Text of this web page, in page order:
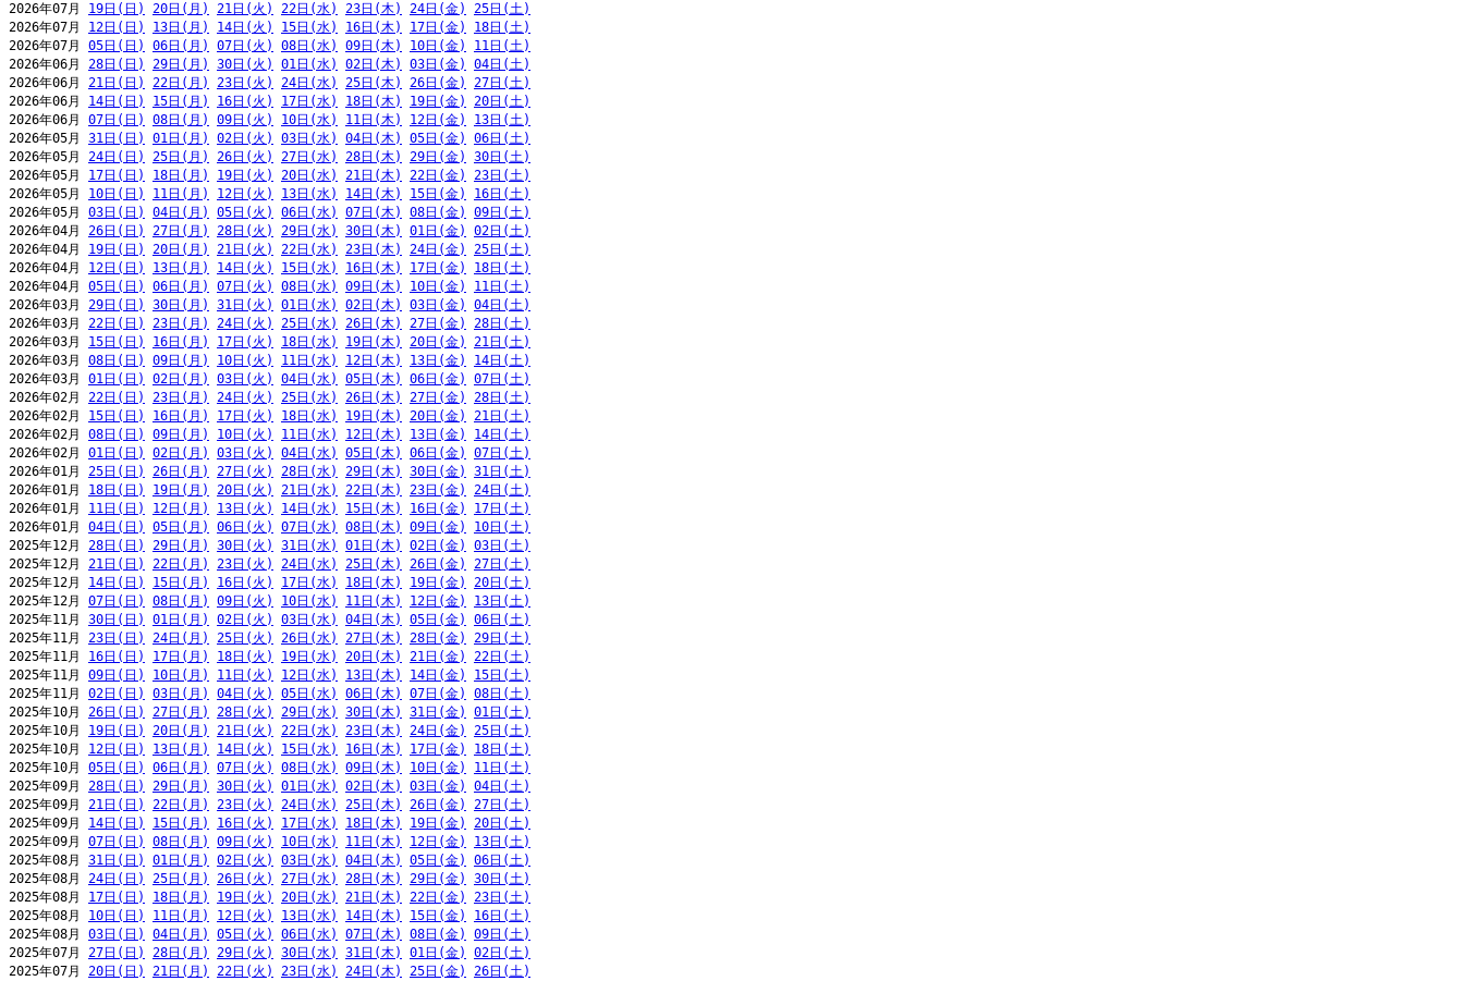
2026年07月 19日(日) 20日(月) 21日(火) 22日(水) 23日(木) 24日(金)
25日(土)
2026年07月 12日(日) 13日(月) 14日(火) 15日(水) 16日(木) 17日(金)
18日(土)
2026年07月 05日(日) 06日(月) 07日(火) 08日(水) 09日(木) 10日(金)
11日(土)
2026年06月 28日(日) 29日(月) 30日(火) 01日(水) 02日(木) 03日(金)
04日(土)
2026年06月 21日(日) 22日(月) 23日(火) 24日(水) 25日(木) 26日(金)
27日(土)
2026年06月 14日(日) 15日(月) 16日(火) 17日(水) 18日(木) 19日(金)
20日(土)
2026年06月 07日(日) 08日(月) 09日(火) 10日(水) 11日(木) 12日(金)
13日(土)
2026年05月 31日(日) 01日(月) 02日(火) 03日(水) 04日(木) 05日(金)
06日(土)
2026年05月 24日(日) 25日(月) 26日(火) 27日(水) 28日(木) 29日(金)
30日(土)
2026年05月 17日(日) 18日(月) 19日(火) 20日(水) 21日(木) 22日(金)
23日(土)
2026年05月 10日(日) 11日(月) 12日(火) 13日(水) 14日(木) 15日(金)
16日(土)
2026年05月 03日(日) 04日(月) 05日(火) 06日(水) 07日(木) 08日(金)
09日(土)
2026年04月 26日(日) 27日(月) 28日(火) 29日(水) 30日(木) 01日(金)
02日(土)
2026年04月 19日(日) 20日(月) 21日(火) 22日(水) 23日(木) 24日(金)
25日(土)
2026年04月 12日(日) 13日(月) 14日(火) 15日(水) 16日(木) 17日(金)
18日(土)
2026年04月 05日(日) 06日(月) 07日(火) 08日(水) 09日(木) 10日(金)
11日(土)
2026年03月 29日(日) 30日(月) 31日(火) 01日(水) 02日(木) 03日(金)
04日(土)
2026年03月 22日(日) 23日(月) 24日(火) 25日(水) 26日(木) 27日(金)
28日(土)
2026年03月 15日(日) 16日(月) 17日(火) 18日(水) 19日(木) 20日(金)
21日(土)
2026年03月 08日(日) 09日(月) 10日(火) 11日(水) 12日(木) 13日(金)
14日(土)
2026年03月 01日(日) 02日(月) 03日(火) 04日(水) 05日(木) 06日(金)
07日(土)
2026年02月 22日(日) 23日(月) 24日(火) 25日(水) 26日(木) 27日(金)
28日(土)
2026年02月 15日(日) 16日(月) 17日(火) 18日(水) 19日(木) 20日(金)
21日(土)
2026年02月 08日(日) 09日(月) 10日(火) 11日(水) 12日(木) 13日(金)
14日(土)
2026年02月 01日(日) 02日(月) 03日(火) 04日(水) 05日(木) 06日(金)
07日(土)
2026年01月 25日(日) 26日(月) 27日(火) 28日(水) 29日(木) 30日(金)
31日(土)
2026年01月 18日(日) 19日(月) 20日(火) 21日(水) 22日(木) 23日(金)
24日(土)
2026年01月 11日(日) 12日(月) 13日(火) 14日(水) 15日(木) 16日(金)
17日(土)
2026年01月 04日(日) 05日(月) 06日(火) 07日(水) 08日(木) 09日(金)
10日(土)
2025年12月 28日(日) 29日(月) 30日(火) 31日(水) 01日(木) 02日(金)
03日(土)
2025年12月 21日(日) 22日(月) 23日(火) 24日(水) 25日(木) 26日(金)
27日(土)
2025年12月 14日(日) 15日(月) 16日(火) 17日(水) 18日(木) 19日(金)
20日(土)
2025年12月 07日(日) 08日(月) 09日(火) 10日(水) 11日(木) 12日(金)
13日(土)
2025年11月 30日(日) 01日(月) 02日(火) 03日(水) 04日(木) 05日(金)
06日(土)
2025年11月 23日(日) 24日(月) 25日(火) 26日(水) 27日(木) 28日(金)
29日(土)
2025年11月 16日(日) 17日(月) 18日(火) 19日(水) 20日(木) 21日(金)
22日(土)
2025年11月 09日(日) 10日(月) 11日(火) 12日(水) 13日(木) 14日(金)
15日(土)
2025年11月 02日(日) 03日(月) 04日(火) 05日(水) 06日(木) 07日(金)
08日(土)
2025年10月 26日(日) 27日(月) 28日(火) 29日(水) 30日(木) 31日(金)
01日(土)
2025年10月 19日(日) 20日(月) 21日(火) 22日(水) 23日(木) 24日(金)
25日(土)
2025年10月 12日(日) 13日(月) 14日(火) 15日(水) 16日(木) 17日(金)
18日(土)
2025年10月 05日(日) 06日(月) 07日(火) 08日(水) 09日(木) 10日(金)
11日(土)
2025年09月 28日(日) 29日(月) 30日(火) 01日(水) 02日(木) 03日(金)
04日(土)
2025年09月 21日(日) 22日(月) 23日(火) 24日(水) 25日(木) 26日(金)
27日(土)
2025年09月 14日(日) 15日(月) 16日(火) 17日(水) 18日(木) 19日(金)
20日(土)
2025年09月 07日(日) 08日(月) 09日(火) 10日(水) 11日(木) 12日(金)
13日(土)
2025年08月 31日(日) 01日(月) 02日(火) 03日(水) 04日(木) 05日(金)
06日(土)
2025年08月 24日(日) 25日(月) 26日(火) 27日(水) 28日(木) 29日(金)
30日(土)
2025年08月 17日(日) 18日(月) 19日(火) 20日(水) 21日(木) 22日(金)
23日(土)
2025年08月 10日(日) 11日(月) 12日(火) 13日(水) 14日(木) 15日(金)
16日(土)
2025年08月 03日(日) 04日(月) 05日(火) 06日(水) 07日(木) 08日(金)
09日(土)
2025年07月 27日(日) 28日(月) 29日(火) 30日(水) 31日(木) 01日(金)
02日(土)
2025年07月 20日(日) 21日(月) 22日(火) 23日(水) 24日(木) 25日(金)
26日(土)